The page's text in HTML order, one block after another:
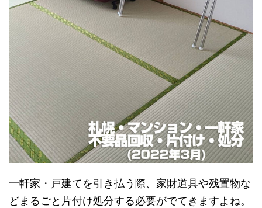
一軒家・戸建てを引き払う際、家財道具や残置物な
どまるごと片付け処分する必要がでてきますよね。